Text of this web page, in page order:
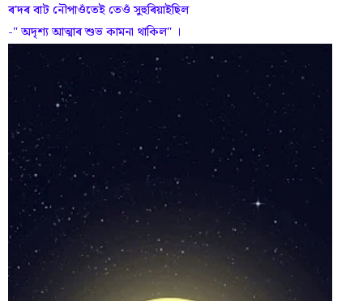
ৰ'দৰ বাট নৌপাওঁতেই তেওঁ সুহুৰিয়াইছিল
-" অদৃশ্য আত্মাৰ শুভ কামনা থাকিল" ।